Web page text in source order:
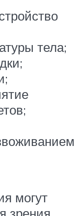
тела;
могут